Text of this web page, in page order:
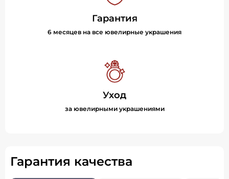
Гарантия
6 месяцев на все ювелирные украшения
Уход
за ювелирными украшениями
Гарантия качества